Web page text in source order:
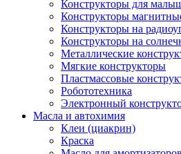
Конструкторы для
Конструкторы
Конструкторы на
Конструкторы на
Металлические
Мягкие конструкторы
Пластмассовые
Робототехника
Электронный
Масла и автохимия
Клеи (циакрин)
Краска